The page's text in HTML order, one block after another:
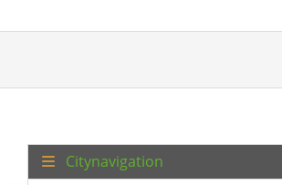
Datenschutz Impressum Sitemap